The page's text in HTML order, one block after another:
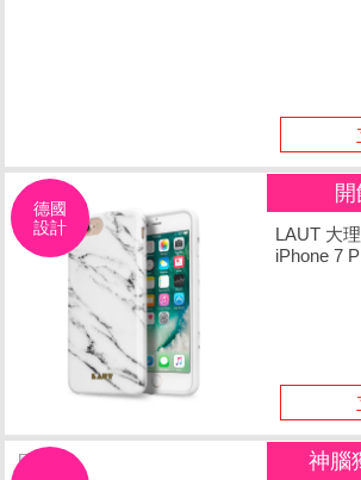
德國
設計
LAUT 大
iPhone 7
神腦